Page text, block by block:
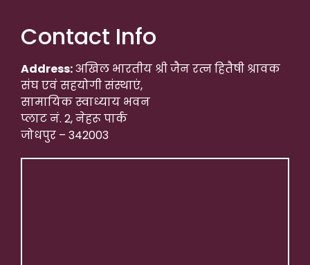
Contact Info
Address:अखिल भारतीय श्री जैन रत्न हितैषी श्रावक
संघ एवं सहयोगी संस्थाएं,
सामायिक स्वाध्याय भवन
प्लाट नं. 2, नेहरू पार्क
जोधपुर – 342003